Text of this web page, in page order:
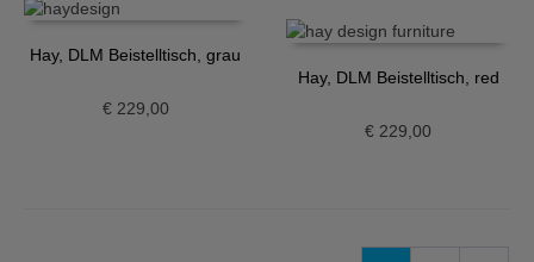
Hay, DLM Beistelltisch, grau
€229,00
Hay, DLM Beistelltisch, red
€ 229,00